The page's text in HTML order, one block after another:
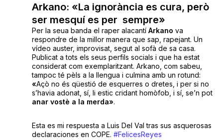
Arkano: «La ignorància es cura, però
ser mesquí es per sempre»
Per la seua banda el raper alacantí Arkano va
respondre de la millor manera que sap, rapejant. Un
vídeo auster, improvisat, segut al sofà de sa casa.
Publicat a tots els seus perfils socials i que ha estat
considerat com exemplaritzant. Arkano, com sabeu,
tampoc té pèls a la llengua i culmina amb un rotund:
«Açò no és qüestió de esquerres o dretes, i per si no
s’havia adonat, sí, li estic cridant homòfob, i sí, se’n pot
anar vostè a la merda».
Esta es mi respuesta a Luis Del Val tras sus asquerosas
declaraciones en COPE. #FelicesReyes